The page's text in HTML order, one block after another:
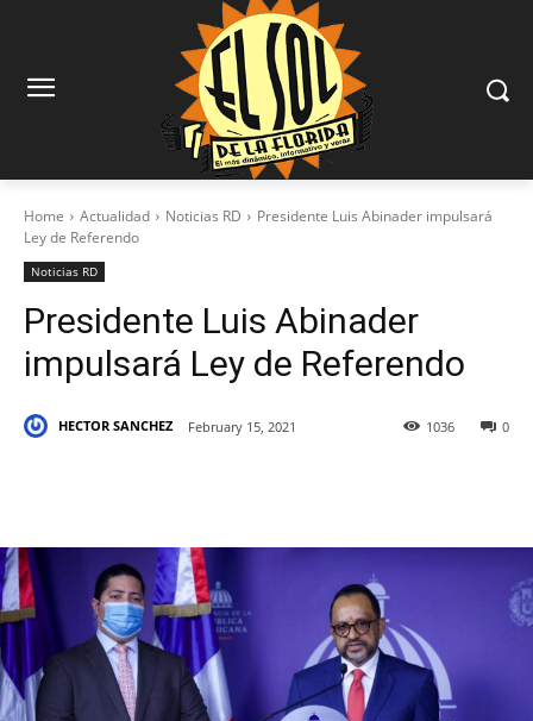
Home Actualidad Noticias RD
Presidente Luis Abinader impulsará
Ley de Referendo
Noticias RD
Presidente Luis Abinader
impulsará Ley de Referendo
HECTOR SANCHEZ February 15, 2021 0
1036